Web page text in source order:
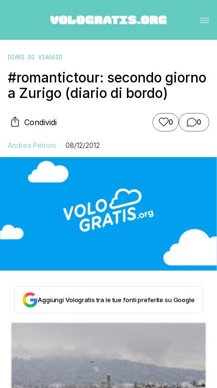
DIARI DI VIAGGIO
#romantictour: secondo giorno
a Zurigo (diario di bordo)
Condividi 0 0
Andrea Petroni 08/12/2012
Aggiungi Vologratis tra le tue fonti preferite su Google